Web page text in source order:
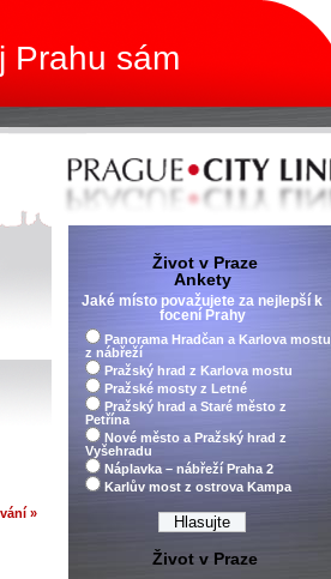
Prahu sám
»
Život v Praze
Ankety
Jaké místo považujete za nejlepší k
focení Prahy
Panorama Hradčan a Karlova mostu
z nábřeží
Pražský hrad z Karlova mostu
Pražské mosty z Letné
Pražský hrad a Staré město z
Petřína
Nové město a Pražský hrad z
Vyšehradu
Náplavka – nábřeží Praha 2
Karlův most z ostrova Kampa
Život v Praze